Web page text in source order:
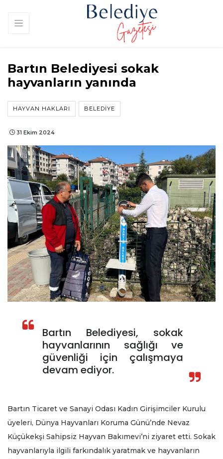
Bartın Belediyesi sokak
hayvanların yanında
HAYVAN HAKLARI BELEDIYE
31 Ekim 2024
Bartın Belediyesi, sokak
hayvanlarının sağlığı ve
güvenliği için çalışmaya
devam ediyor.
Bartın Ticaret ve Sanayi Odası Kadın Girişimciler Kurulu
üyeleri, Dünya Hayvanları Koruma Günü’nde Nevaz
Küçükekşi Sahipsiz Hayvan Bakımevi’ni ziyaret etti. Sokak
hayvanlarıyla ilgili farkındalık yaratmak ve hayvanların